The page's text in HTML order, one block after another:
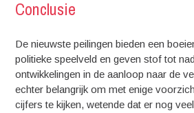
Conclusie
De nieuwste peilingen bieden een
politieke speelveld en geven stof tot
ontwikkelingen in de aanloop naar de
echter belangrijk om met enige
cijfers te kijken, wetende dat er nog